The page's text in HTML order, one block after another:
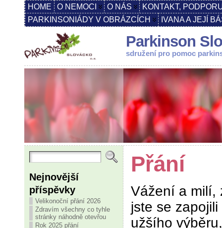
HOME O NEMOCI O NÁS
KONTAKT,
PARKINSONIÁDY V OBRÁZCÍCH
IVANA A JEJÍ
Parkinson
sdružení pro pomoc
Nejnovější
příspěvky
Velikonoční přání 2026
Zdravím všechny co tyhle
stránky náhodně otevřou
Rok 2025 přání
Přání
Vážení a milí,
jste se
užšího